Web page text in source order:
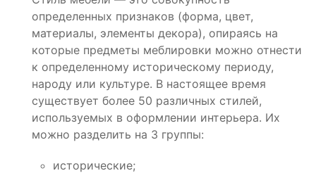
определенных признаков (форма, цвет,
материалы, элементы декора), опираясь на
которые предметы меблировки можно отнести
к определенному историческому периоду,
народу или культуре. В настоящее время
существует более 50 различных стилей,
используемых в оформлении интерьера. Их
можно разделить на 3 группы:
исторические;